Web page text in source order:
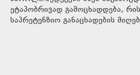
ეტაპობრივად გამოცხადდება,
საპრეტენზიო განაცხადების